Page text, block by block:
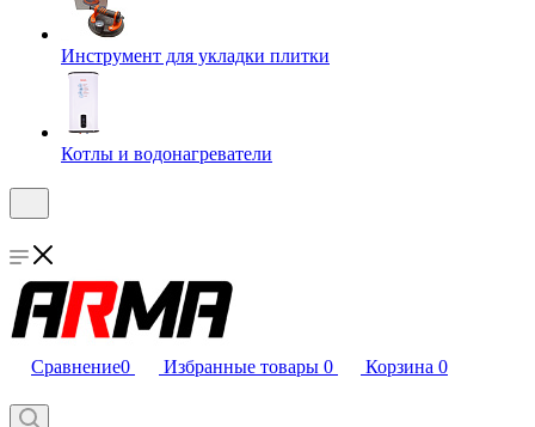
Инструмент для укладки плитки
Котлы и водонагреватели
Сравнение0 Избранные товары 0 Корзина 0